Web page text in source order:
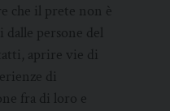
che il prete non è
dalle persone del
aprire vie di
di
fra di loro e